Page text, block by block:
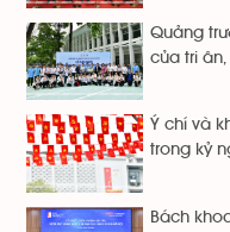
Quảng
của tri ân,
Ý chí và
trong kỷ
Bách